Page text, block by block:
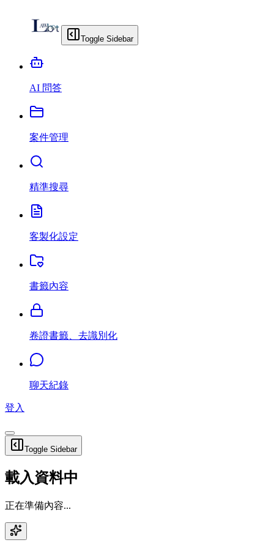
Toggle Sidebar
AI 問答
案件管理
精準搜尋
客製化設定
書籤內容
卷證書籤、去識別化
聊天紀錄
登入
Toggle Sidebar
載入資料中
正在準備內容...